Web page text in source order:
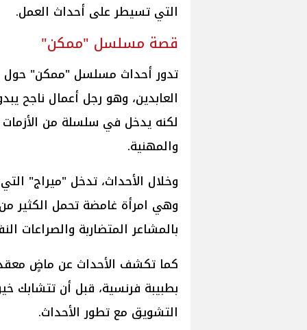
التي تسيطر على أحداث العمل.
قصة مسلسل "ممكن"
تدور أحداث مسلسل "ممكن" حول
العابدين، وهو رجل أعمال ناجح
لكنه يدخل في سلسلة من الأزمات
والمهنية.
وخلال الأحداث، تدخل "ميراج"
وهي امرأة غامضة تحمل الكثير من
بالمشاعر المتضاربة والصراعات
كما تكشف الأحداث عن ماضٍ معقد
بطبيبة فرنسية، قبل أن تتشابك
التشويق مع تطور الأحداث.